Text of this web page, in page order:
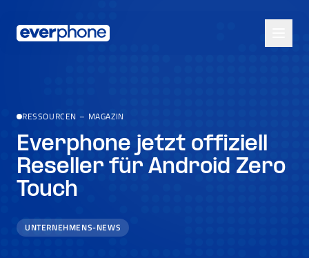
RESSOURCEN – MAGAZIN
Everphone jetzt offiziell
Reseller für Android Zero
Touch
UNTERNEHMENS-NEWS